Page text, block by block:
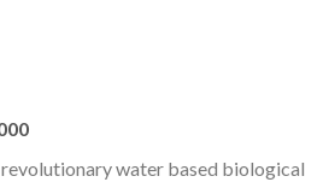
water based biological